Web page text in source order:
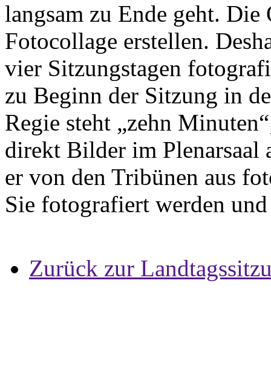
langsam zu Ende geht.
Fotocollage erstellen.
vier Sitzungstagen
zu Beginn der Sitzung in
Regie steht „zehn
direkt Bilder im
er von den Tribünen aus
Sie fotografiert werden
Zurück zur